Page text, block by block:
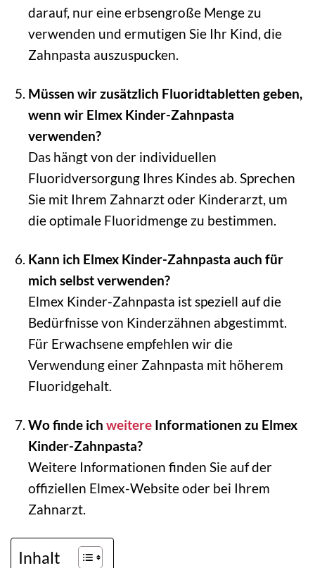
darauf, nur eine erbsengroße Menge zu
verwenden und ermutigen Sie Ihr Kind, die
Zahnpasta auszuspucken.
Müssen wir zusätzlich Fluoridtabletten geben,
wenn wir Elmex Kinder-Zahnpasta
verwenden?
Das hängt von der individuellen
Fluoridversorgung Ihres Kindes ab. Sprechen
Sie mit Ihrem Zahnarzt oder Kinderarzt, um
die optimale Fluoridmenge zu bestimmen.
Kann ich Elmex Kinder-Zahnpasta auch für
mich selbst verwenden?
Elmex Kinder-Zahnpasta ist speziell auf die
Bedürfnisse von Kinderzähnen abgestimmt.
Für Erwachsene empfehlen wir die
Verwendung einer Zahnpasta mit höherem
Fluoridgehalt.
Wo finde ich weitereInformationen zu Elmex
Kinder-Zahnpasta?
Weitere Informationen finden Sie auf der
offiziellen Elmex-Website oder bei Ihrem
Zahnarzt.
Inhalt